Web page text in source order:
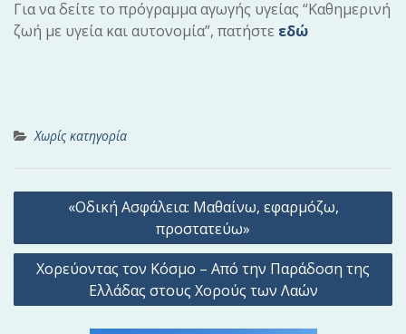
Για να δείτε το πρόγραμμα αγωγής υγείας “Καθημερινή
ζωή με υγεία και αυτονομία”, πατήστε εδώ
Χωρίς κατηγορία
Π
ο
γ
«Οδική Ασφάλεια: Μαθαίνω, εφαρμόζω,
προστατεύω»
Χορεύοντας τον Κόσμο – Από την Παράδοση της
Ελλάδας στους Χορούς των Λαών